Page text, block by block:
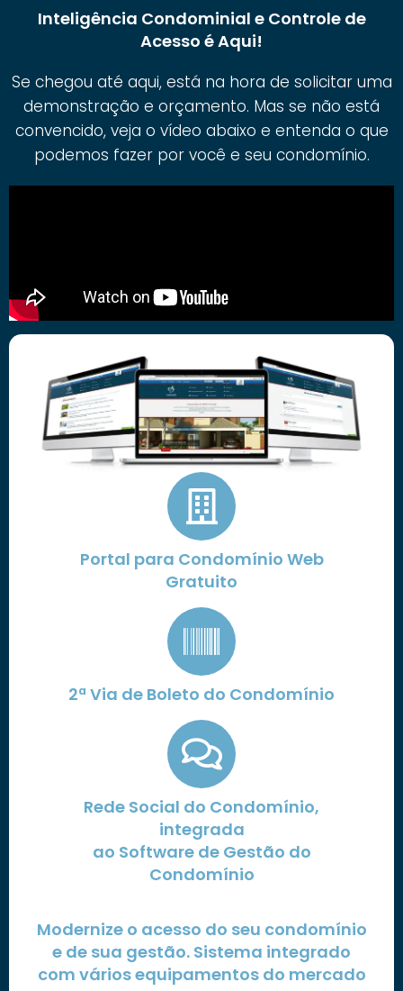
Inteligência Condominial e Controle de
Acesso é Aqui!
Se chegou até aqui, está na hora de solicitar uma
demonstração e orçamento. Mas se não está
convencido, veja o vídeo abaixo e entenda o que
podemos fazer por você e seu condomínio.
Portal para Condomínio Web
Gratuito
2ª Via de Boleto do Condomínio
Rede Social do Condomínio,
integrada
ao Software de Gestão do
Condomínio
Modernize o acesso do seu condomínio
e de sua gestão. Sistema integrado
com vários equipamentos do mercado